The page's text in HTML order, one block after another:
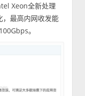
Xeon全新处理
，最高内网收发能
。